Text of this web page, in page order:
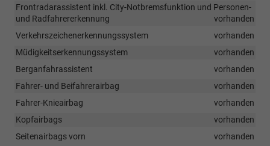
Frontradarassistent inkl. City-Notbremsfunktion und Personen-
und Radfahrererkennung
vorhanden
Verkehrszeichenerkennungssystem
vorhanden
Müdigkeitserkennungssystem
vorhanden
Berganfahrassistent
vorhanden
Fahrer- und Beifahrerairbag
vorhanden
Fahrer-Knieairbag
vorhanden
Kopfairbags
vorhanden
Seitenairbags vorn
vorhanden